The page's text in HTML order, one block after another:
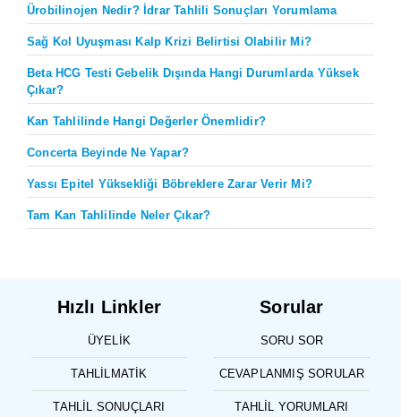
Ürobilinojen Nedir? İdrar Tahlili Sonuçları Yorumlama
Sağ Kol Uyuşması Kalp Krizi Belirtisi Olabilir Mi?
Beta HCG Testi Gebelik Dışında Hangi Durumlarda Yüksek
Çıkar?
Kan Tahlilinde Hangi Değerler Önemlidir?
Concerta Beyinde Ne Yapar?
Yassı Epitel Yüksekliği Böbreklere Zarar Verir Mi?
Tam Kan Tahlilinde Neler Çıkar?
Hızlı Linkler
ÜYELIK
TAHLILMATIK
TAHLIL SONUÇLARI
Sorular
SORU SOR
CEVAPLANMIŞ SORULAR
TAHLIL YORUMLARI